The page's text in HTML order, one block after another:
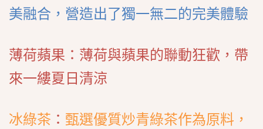
美融合，營造出了獨一無二的完美體驗
薄荷蘋果：薄荷與蘋果的聯動狂歡，帶
來一縷夏日清涼
冰綠茶 ： 甄選優質炒青綠茶作為原料，